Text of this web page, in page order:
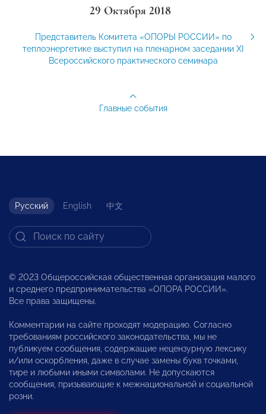
29 Октября 2018
Представитель Комитета «ОПОРЫ РОССИИ» по
теплоэнергетике выступил на пленарном заседании XI
Всероссийского практического семинара
Главные события
Русский English 中文
© 2023 Общероссийская общественная организация малого
и среднего предпринимательства «ОПОРА РОССИИ».
Все права защищены.
Комментарии на сайте проходят модерацию. Согласно
требованиям российского законодательства, мы не
публикуем сообщения, содержащие нецензурную лексику
и/или оскорбления, даже в случае замены букв точками,
тире и любыми иными символами. Не допускаются
сообщения, призывающие к межнациональной и социальной
розни.